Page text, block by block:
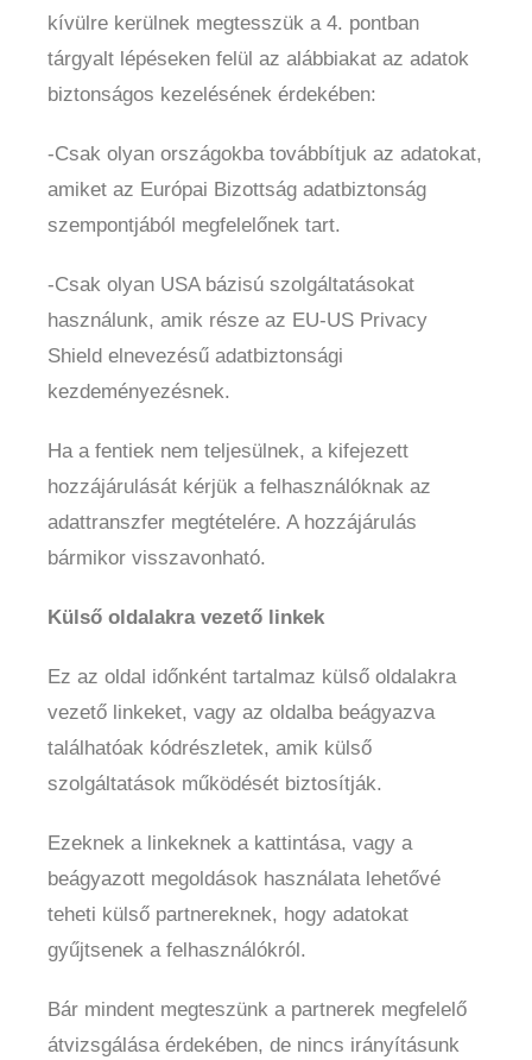
kívülre kerülnek megtesszük a 4. pontban
tárgyalt lépéseken felül az alábbiakat az adatok
biztonságos kezelésének érdekében:
-Csak olyan országokba továbbítjuk az adatokat,
amiket az Európai Bizottság adatbiztonság
szempontjából megfelelőnek tart.
-Csak olyan USA bázisú szolgáltatásokat
használunk, amik része az EU-US Privacy
Shield elnevezésű adatbiztonsági
kezdeményezésnek.
Ha a fentiek nem teljesülnek, a kifejezett
hozzájárulását kérjük a felhasználóknak az
adattranszfer megtételére. A hozzájárulás
bármikor visszavonható.
Külső oldalakra vezető linkek
Ez az oldal időnként tartalmaz külső oldalakra
vezető linkeket, vagy az oldalba beágyazva
találhatóak kódrészletek, amik külső
szolgáltatások működését biztosítják.
Ezeknek a linkeknek a kattintása, vagy a
beágyazott megoldások használata lehetővé
teheti külső partnereknek, hogy adatokat
gyűjtsenek a felhasználókról.
Bár mindent megteszünk a partnerek megfelelő
átvizsgálása érdekében, de nincs irányításunk